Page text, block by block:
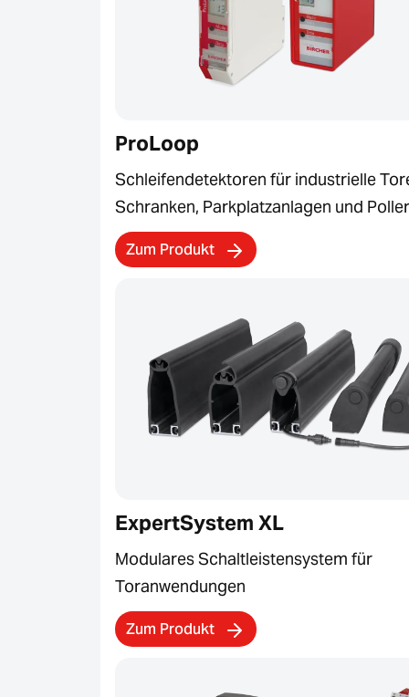
ProLoop
Schleifendetektoren für industrielle
Schranken, Parkplatzanlagen und Poller
Zum Produkt
ExpertSystem XL
Modulares Schaltleistensystem für
Toranwendungen
Zum Produkt